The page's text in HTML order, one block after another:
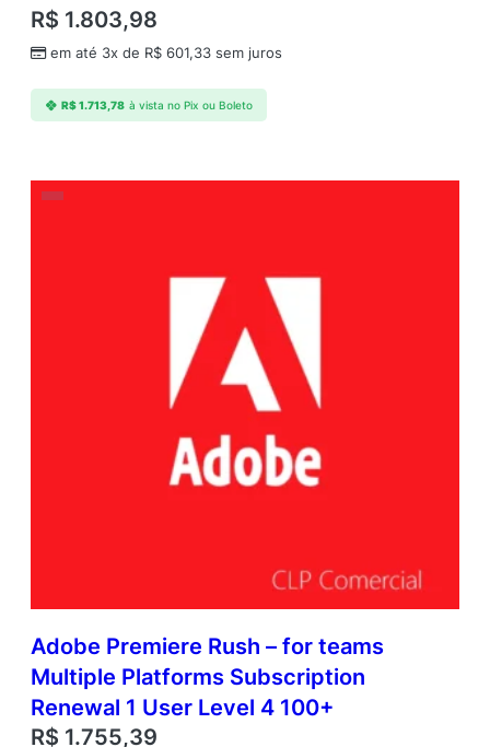
R$ 1.803,98
em até 3x de R$ 601,33 sem juros
R$1.713,78 à vista no Pix ou Boleto
Adobe Premiere Rush – for teams
Multiple Platforms Subscription
Renewal 1 User Level 4 100+
R$ 1.755,39